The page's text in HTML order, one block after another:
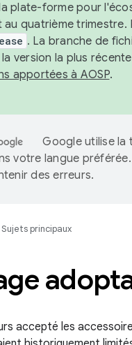
plate-forme pour
au quatrième
. La branche de
version la plus
apportées à AOSP.
Google utilise la
votre langue
des erreurs.
Sujets principaux
accepté les